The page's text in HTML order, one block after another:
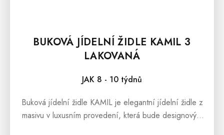
BUKOVÁ JÍDELNÍ ŽIDLE KAMIL 3
LAKOVANÁ
JAK 8 - 10 týdnů
Buková jídelní židle KAMIL je elegantní jídelní židle z
masivu v luxusním provedení, která bude designovým